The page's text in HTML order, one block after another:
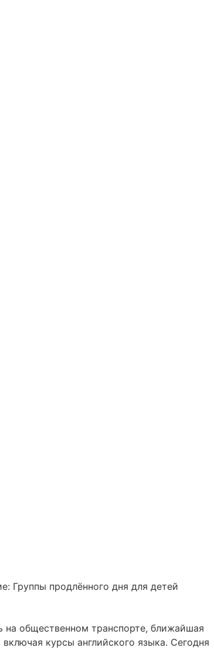
Группы продлённого дня для детей
на общественном транспорте, ближайшая
курсы английского языка. Сегодня